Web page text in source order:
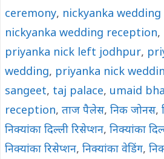
ceremony, nickyanka
nickyanka wedding reception,
priyanka nick left jodhpur,
wedding, priyanka nick
sangeet, taj palace, umaid
reception, ताज पैलेस, निक जोनस,
निक्यांका दिल्ली रिसेप्शन, निक्यांका
निक्यांका रिसेप्शन, निक्यांका वेडिंग,